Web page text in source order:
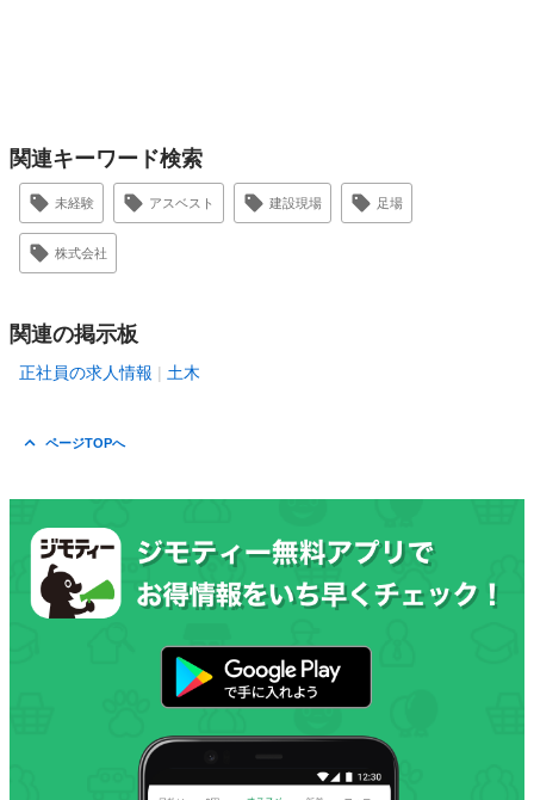
関連キーワード検索
未経験 アスベスト 建設現場 足場
株式会社
関連の掲示板
正社員の求人情報 土木
ページTOPへ